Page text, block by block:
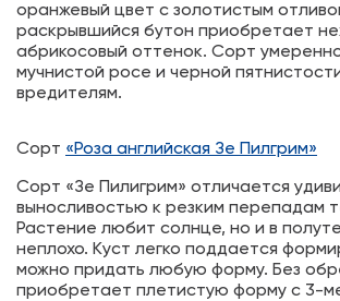
оранжевый цвет с золотистым
раскрывшийся бутон приобретает
абрикосовый оттенок. Сорт
мучнистой росе и черной
вредителям.
Сорт «Роза английская Зе Пилгрим»
Сорт «Зе Пилигрим» отличается
выносливостью к резким перепадам
Растение любит солнце, но и в
неплохо. Куст легко поддается
можно придать любую форму. Без
приобретает плетистую форму с 3-